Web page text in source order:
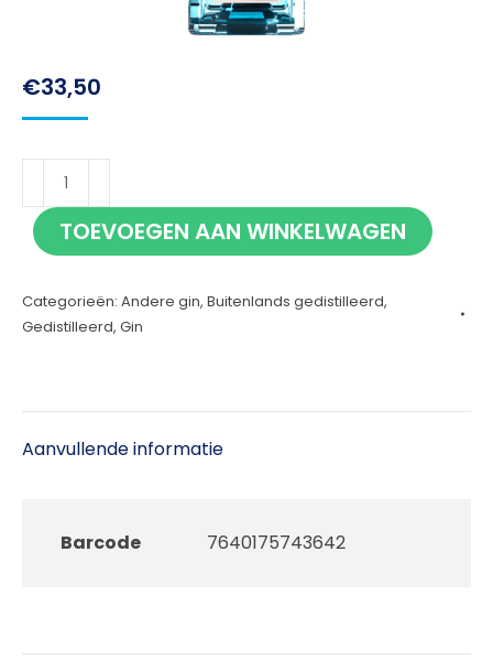
€33,50
Bombay
Sapphire
Premier
70cl
aantal
TOEVOEGEN AAN WINKELWAGEN
Categorieën: Andere gin, Buitenlands gedistilleerd,
Gedistilleerd, Gin
Aanvullende informatie
Barcode 7640175743642